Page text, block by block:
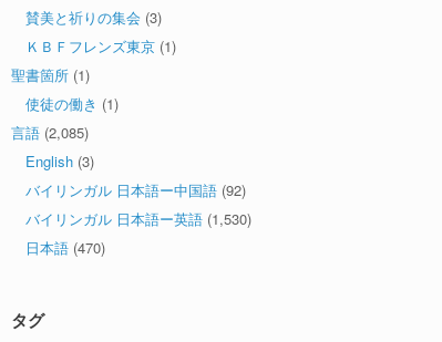
賛美と祈りの集会 (3)
ＫＢＦフレンズ東京 (1)
聖書箇所 (1)
使徒の働き (1)
言語 (2,085)
English (3)
バイリンガル 日本語ー中国語 (92)
バイリンガル 日本語ー英語 (1,530)
日本語 (470)
タグ